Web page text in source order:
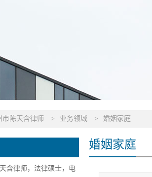
市陈天含律师 > 业务领域 > 婚姻家庭
含律师，法律硕士，电
婚姻家庭